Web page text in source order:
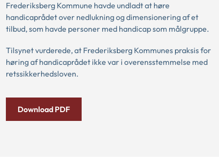
Frederiksberg Kommune havde undladt at høre
handicaprådet over nedlukning og dimensionering af et
tilbud, som havde personer med handicap som målgruppe.
Tilsynet vurderede, at Frederiksberg Kommunes praksis for
høring af handicaprådet ikke var i overensstemmelse med
retssikkerhedsloven.
Download PDF